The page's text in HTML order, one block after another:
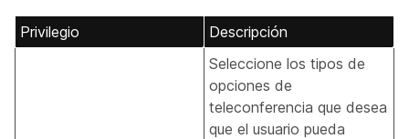
Privilegio Descripción
Seleccione los tipos de
opciones de
teleconferencia que desea
que el usuario pueda